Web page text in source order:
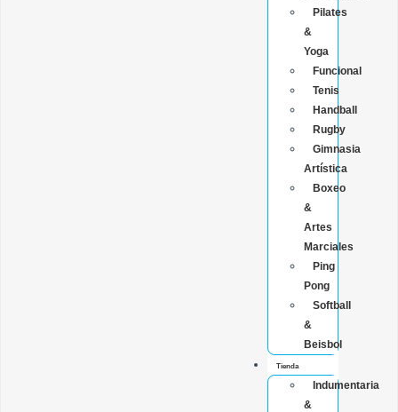
Pilates
&
Yoga
Funcional
Tenis
Handball
Rugby
Gimnasia
Artística
Boxeo
&
Artes
Marciales
Ping
Pong
Softball
&
Beisbol
Tienda
Indumentaria
&